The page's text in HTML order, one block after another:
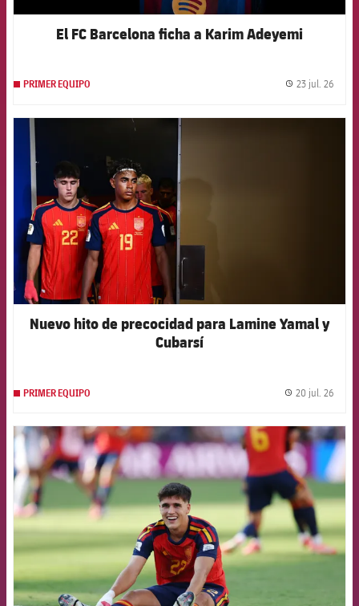
El FC Barcelona ficha a Karim Adeyemi
PRIMER EQUIPO 23 jul. 26
FCB Barcelona badge
Nuevo hito de precocidad para Lamine Yamal y
Cubarsí
PRIMER EQUIPO 20 jul. 26
FCB Barcelona badge